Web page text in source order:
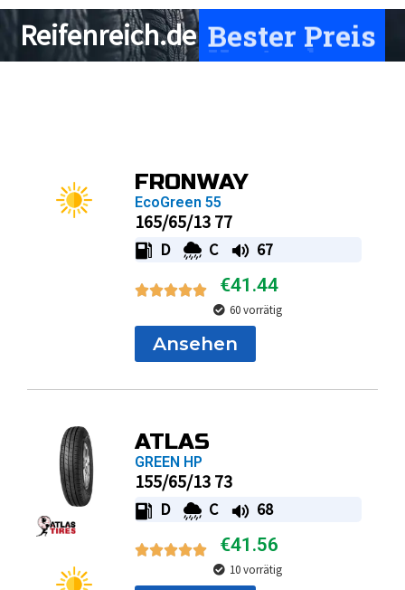
Reifenreich.de Bester Preis
FRONWAY
EcoGreen 55
165/65/13 77
D C 67
€41.44
60 vorrätig
Ansehen
ATLAS
GREEN HP
155/65/13 73
D C 68
€41.56
10 vorrätig